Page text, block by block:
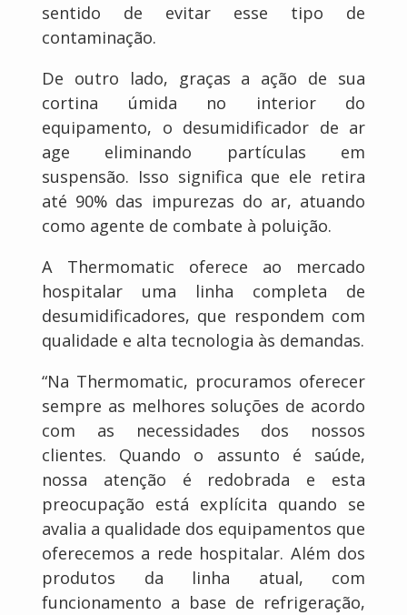
sentido de evitar esse tipo de
contaminação.
De outro lado, graças a ação de sua
cortina úmida no interior do
equipamento, o desumidificador de ar
age eliminando partículas em
suspensão. Isso significa que ele retira
até 90% das impurezas do ar, atuando
como agente de combate à poluição.
A Thermomatic oferece ao mercado
hospitalar uma linha completa de
desumidificadores, que respondem com
qualidade e alta tecnologia às demandas.
“Na Thermomatic, procuramos oferecer
sempre as melhores soluções de acordo
com as necessidades dos nossos
clientes. Quando o assunto é saúde,
nossa atenção é redobrada e esta
preocupação está explícita quando se
avalia a qualidade dos equipamentos que
oferecemos a rede hospitalar. Além dos
produtos da linha atual, com
funcionamento a base de refrigeração,